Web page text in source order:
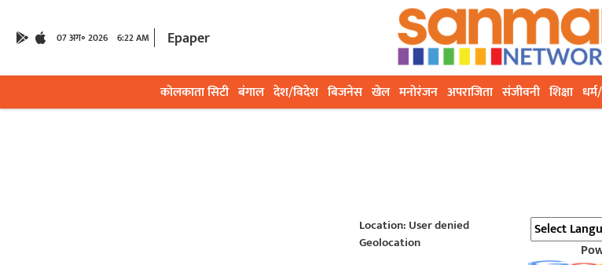
07 अग॰ 2026 6:22 AM Epaper
कोलकाता सिटी बंगाल देश/विदेश बिजनेस खेल मनोरंजन अपराजिता संजीवनी शिक्षा
Location: User denied
Geolocation